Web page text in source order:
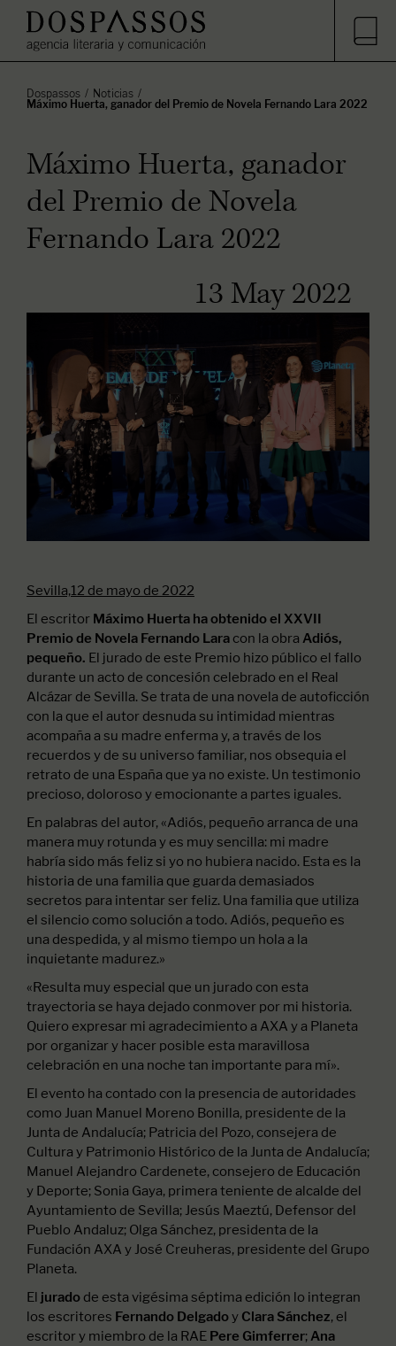
Máximo Huerta, ganador del Premio de Novela Fernando Lara 2022
Noticias
Dospassos
Máximo Huerta, ganador
del Premio de Novela
Fernando Lara 2022
13 May 2022
Sevilla,12 de mayo de 2022
El escritor Máximo Huerta ha obtenido el XXVII
Premio de Novela Fernando Lara con la obra Adiós,
pequeño. El jurado de este Premio hizo público el fallo
durante un acto de concesión celebrado en el Real
Alcázar de Sevilla. Se trata de una novela de autoficción
con la que el autor desnuda su intimidad mientras
acompaña a su madre enferma y, a través de los
recuerdos y de su universo familiar, nos obsequia el
retrato de una España que ya no existe. Un testimonio
precioso, doloroso y emocionante a partes iguales.
En palabras del autor, «Adiós, pequeño arranca de una
manera muy rotunda y es muy sencilla: mi madre
habría sido más feliz si yo no hubiera nacido. Esta es la
historia de una familia que guarda demasiados
secretos para intentar ser feliz. Una familia que utiliza
el silencio como solución a todo. Adiós, pequeño es
una despedida, y al mismo tiempo un hola a la
inquietante madurez.»
«Resulta muy especial que un jurado con esta
trayectoria se haya dejado conmover por mi historia.
Quiero expresar mi agradecimiento a AXA y a Planeta
por organizar y hacer posible esta maravillosa
celebración en una noche tan importante para mí».
El evento ha contado con la presencia de autoridades
como Juan Manuel Moreno Bonilla, presidente de la
Junta de Andalucía; Patricia del Pozo, consejera de
Cultura y Patrimonio Histórico de la Junta de Andalucía;
Manuel Alejandro Cardenete, consejero de Educación
y Deporte; Sonia Gaya, primera teniente de alcalde del
Ayuntamiento de Sevilla; Jesús Maeztú, Defensor del
Pueblo Andaluz; Olga Sánchez, presidenta de la
Fundación AXA y José Creuheras, presidente del Grupo
Planeta.
El jurado de esta vigésima séptima edición lo integran
los escritores Fernando Delgadoy Clara Sánchez, el
escritor y miembro de la RAE Pere Gimferrer;Ana